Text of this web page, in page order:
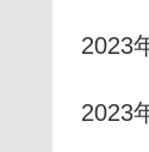
2023
2023